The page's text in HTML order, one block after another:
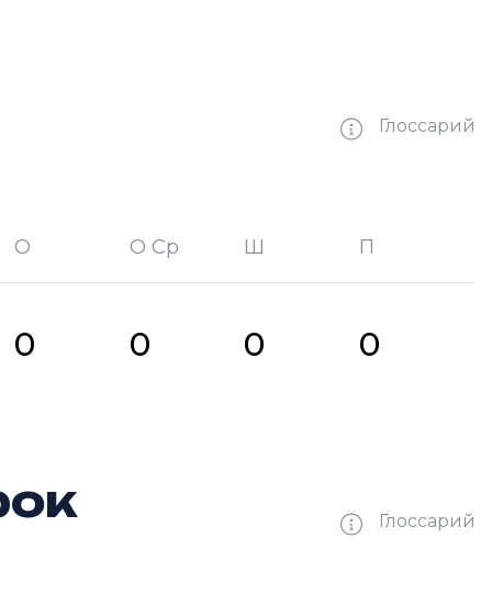
Глоссарий
О О Ср Ш П
0 0 0 0
Глоссарий